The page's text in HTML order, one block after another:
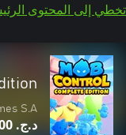
تخطي إلى المحتوى
S.A.
د.ج.‏ 759,00+